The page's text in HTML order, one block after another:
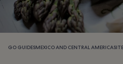
GO GUIDESMEXICO AND CENTRAL AMERICA